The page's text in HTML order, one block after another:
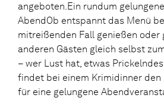
angeboten.Ein rundum
AbendOb entspannt das Menü
mitreißenden Fall genießen oder
anderen Gästen gleich selbst
– wer Lust hat, etwas
findet bei einem Krimidinner den
für eine gelungene